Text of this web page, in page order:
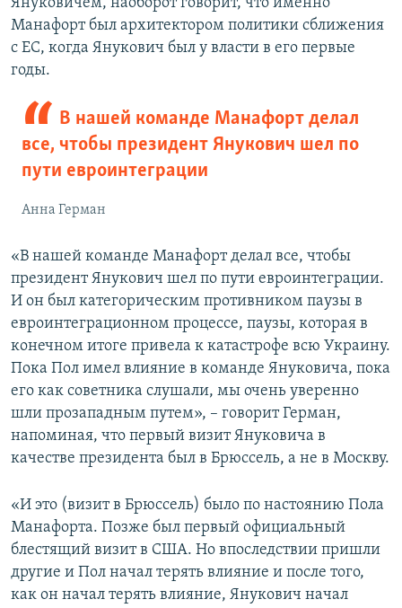
Януковичем, наоборот говорит, что именно
Манафорт был архитектором политики сближения
с ЕС, когда Янукович был у власти в его первые
годы.
В нашей команде Манафорт делал
все, чтобы президент Янукович шел по
пути евроинтеграции
Анна Герман
«В нашей команде Манафорт делал все, чтобы
президент Янукович шел по пути евроинтеграции.
И он был категорическим противником паузы в
евроинтеграционном процессе, паузы, которая в
конечном итоге привела к катастрофе всю Украину.
Пока Пол имел влияние в команде Януковича, пока
его как советника слушали, мы очень уверенно
шли прозападным путем», – говорит Герман,
напоминая, что первый визит Януковича в
качестве президента был в Брюссель, а не в Москву.
«И это (визит в Брюссель) было по настоянию Пола
Манафорта. Позже был первый официальный
блестящий визит в США. Но впоследствии пришли
другие и Пол начал терять влияние и после того,
как он начал терять влияние, Янукович начал